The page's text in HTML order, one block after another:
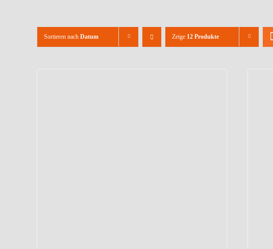
Sortieren nach Datum Zeige 12 Produkte